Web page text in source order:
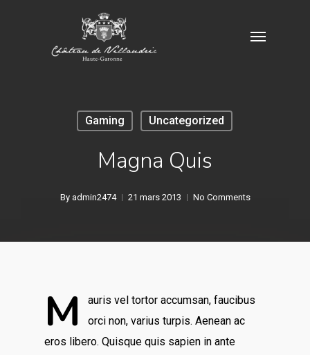
Gaming Uncategorized
Magna Quis
By admin2474 21 mars 2013 No Comments
M
auris vel tortor accumsan, faucibus
orci non, varius turpis. Aenean ac
eros libero. Quisque quis sapien in ante